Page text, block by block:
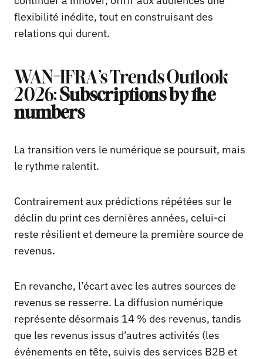
flexibilité inédite, tout en construisant des
relations qui durent.
WAN-IFRA’s Trends Outlook
2026:Subscriptions by the
numbers
La transition vers le numérique se poursuit, mais
le rythme ralentit.
Contrairement aux prédictions répétées sur le
déclin du print ces dernières années, celui-ci
reste résilient et demeure la première source de
revenus.
En revanche, l’écart avec les autres sources de
revenus se resserre. La diffusion numérique
représente désormais 14 % des revenus, tandis
que les revenus issus d’autres activités (les
événements en tête, suivis des services B2B et